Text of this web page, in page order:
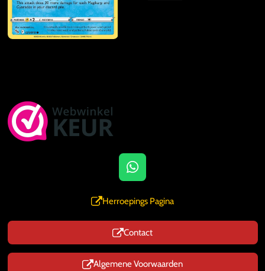
W
h
a
s
A
p
p
Herroepings Pagina
Contact
Algemene Voorwaarden